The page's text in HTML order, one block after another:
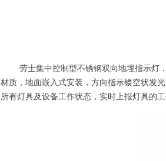
劳士集中控制型不锈钢双向地埋指示灯，
材质，地面嵌入式安装，方向指示镂空状发
所有灯具及设备工作状态，实时上报灯具的